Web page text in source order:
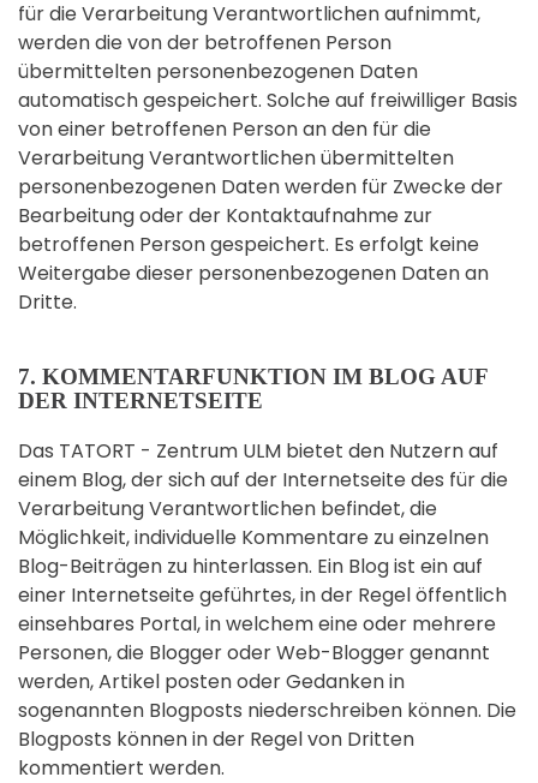
für die Verarbeitung Verantwortlichen aufnimmt,
werden die von der betroffenen Person
übermittelten personenbezogenen Daten
automatisch gespeichert. Solche auf freiwilliger Basis
von einer betroffenen Person an den für die
Verarbeitung Verantwortlichen übermittelten
personenbezogenen Daten werden für Zwecke der
Bearbeitung oder der Kontaktaufnahme zur
betroffenen Person gespeichert. Es erfolgt keine
Weitergabe dieser personenbezogenen Daten an
Dritte.
7. KOMMENTARFUNKTION IM BLOG AUF
DER INTERNETSEITE
Das TATORT - Zentrum ULM bietet den Nutzern auf
einem Blog, der sich auf der Internetseite des für die
Verarbeitung Verantwortlichen befindet, die
Möglichkeit, individuelle Kommentare zu einzelnen
Blog-Beiträgen zu hinterlassen. Ein Blog ist ein auf
einer Internetseite geführtes, in der Regel öffentlich
einsehbares Portal, in welchem eine oder mehrere
Personen, die Blogger oder Web-Blogger genannt
werden, Artikel posten oder Gedanken in
sogenannten Blogposts niederschreiben können. Die
Blogposts können in der Regel von Dritten
kommentiert werden.